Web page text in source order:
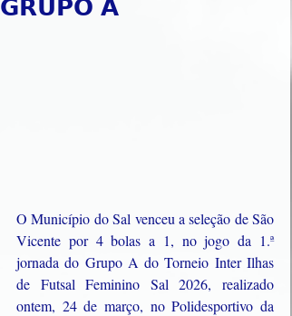
𝗚𝗥𝗨𝗣𝗢 𝗔
O Município do Sal venceu a seleção de São
Vicente por 4 bolas a 1, no jogo da 1.ª
jornada do Grupo A do Torneio Inter Ilhas
de Futsal Feminino Sal 2026, realizado
ontem, 24 de março, no Polidesportivo da